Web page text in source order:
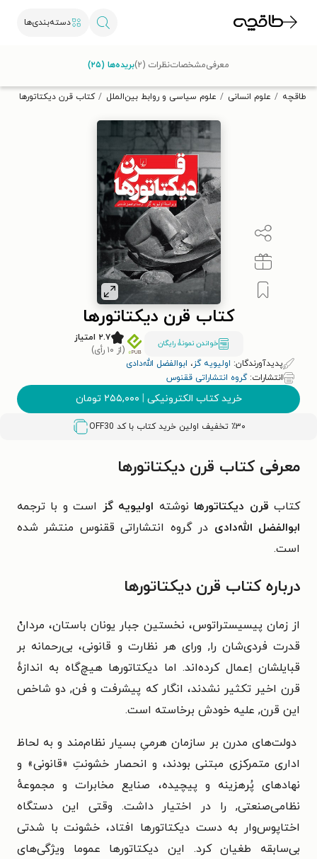
دسته‌بندی‌ها
تخفیف از طاقچه دریافت کن.
طاقچه علوم انسانی علوم سیاسی و روابط بین‌الملل کتاب قرن دیکتاتورها
کتاب قرن دیکتاتورها
خواندن نمونۀ رایگان
۲.۷ امتیاز
(از ۱۰ رأی)
پدیدآورندگان: اولیویه گز، ابوالفضل الله‌دادی
انتشارات:گروه انتشاراتی ققنوس
خرید کتاب الکترونیکی | ۲۵۵,۰۰۰ تومان
٪۳۰ تخفیف اولین خرید کتاب با کد OFF30
معرفیمشخصاتنظرات (۲) بریده‌ها (۲۵)
معرفی کتاب قرن دیکتاتورها
کتاب قرن دیکتاتورها نوشته اولیویه گز است و با ترجمه
ابوالفضل الله‌دادی در گروه انتشاراتی ققنوس منتشر شده
است.
درباره کتاب قرن دیکتاتورها
از زمان پیسیستراتوس، نخستین جبار یونان باستان، مردانْ
قدرت فردی‌شان را, ورای هر نظارت و قانونی، بی‌رحمانه بر
قبایلشان اِعمال کرده‌اند. اما دیکتاتورها هیچ‌گاه به اندازهٔ
قرن اخیر تکثیر نشدند، انگار که پیشرفت و فن, دو شاخص
این قرن, علیه خودش برخاسته است.
دولت‌های مدرن بر سازمان هرمیِ بسیار نظام‌مند و به لحاظ
اداری متمرکزی مبتنی بودند، و انحصار خشونتِ «قانونی» و
نهادهای پُرهزینه و پیچیده، صنایع مخابرات و مجموعهٔ
نظامی‌صنعتی, را در اختیار داشت. وقتی این دستگاه
اختاپوس‌وار به دست دیکتاتورها افتاد، خشونت با شدتی
بی‌سابقه طغیان کرد. این دیکتاتورها عموما ویژگی‌های